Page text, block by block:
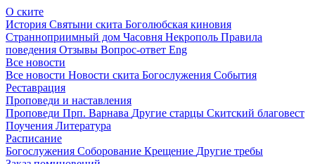
О ските
История Святыни скита Боголюбская киновия
Странноприимный дом Часовня Некрополь Правила
поведения Отзывы Вопрос-ответ Eng
Все новости
Все новости Новости скита Богослужения События
Реставрация
Проповеди и наставления
Проповеди Прп. Варнава Другие старцы Скитский благовест
Поучения Литература
Расписание
Богослужения Соборование Крещение Другие требы